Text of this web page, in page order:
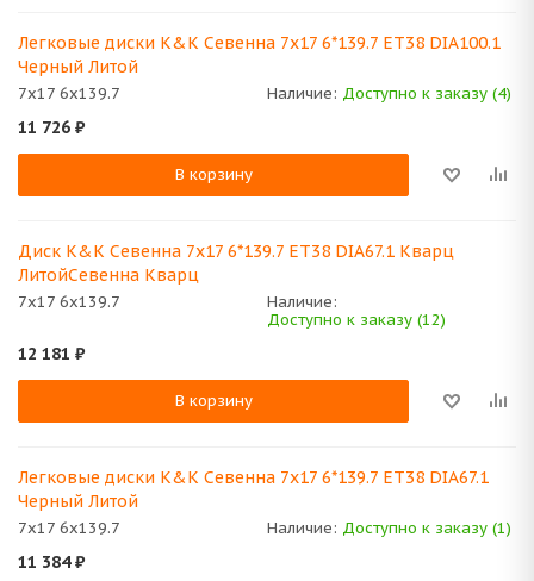
Легковые диски K&K Севенна 7x17 6*139.7 ET38 DIA100.1
Черный Литой
7x17 6x139.7 Наличие: Доступно к заказу (4)
11 726 ₽
В корзину
Диск K&K Севенна 7x17 6*139.7 ET38 DIA67.1 Кварц
ЛитойСевенна Кварц
7x17 6x139.7
Наличие:
Доступно к заказу (12)
12 181 ₽
В корзину
Легковые диски K&K Севенна 7x17 6*139.7 ET38 DIA67.1
Черный Литой
7x17 6x139.7 Наличие: Доступно к заказу (1)
11 384₽